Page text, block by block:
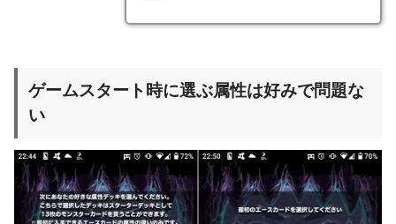
ゲームスタート時に選ぶ属性は好みで問題な
い